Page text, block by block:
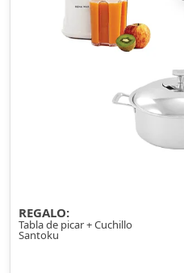
REGALO:
Tabla de picar + Cuchillo
Santoku